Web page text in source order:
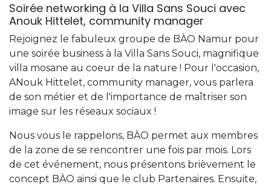
Soirée networking à la Villa Sans Souci avec
Anouk Hittelet, community manager
Rejoignez le fabuleux groupe de BÀO Namur pour
une soirée business à la Villa Sans Souci, magnifique
villa mosane au coeur de la nature ! Pour l'occasion,
ANouk Hittelet, community manager, vous parlera
de son métier et de l'importance de maîtriser son
image sur les réseaux sociaux !
Nous vous le rappelons, BÀO permet aux membres
de la zone de se rencontrer une fois par mois. Lors
de cet événement, nous présentons brièvement le
concept BÀO ainsi que le club Partenaires. Ensuite,